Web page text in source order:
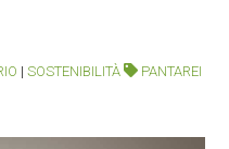
|SOSTENIBILITÀ PANTAREI